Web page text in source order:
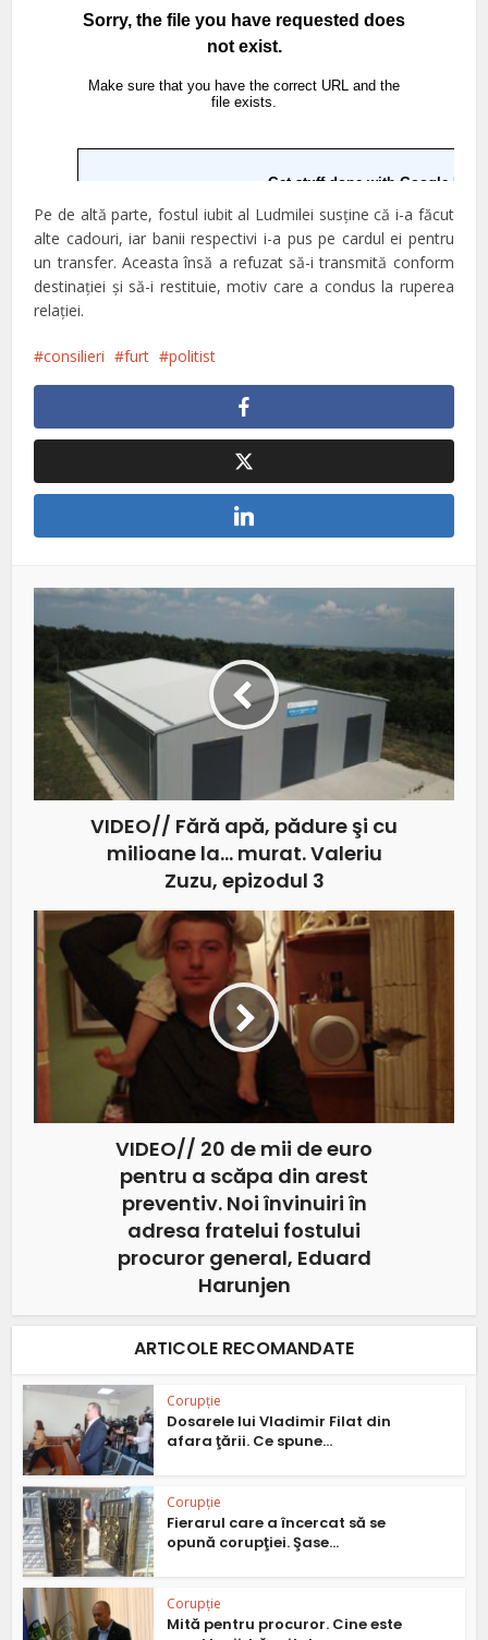
Pe de altă parte, fostul iubit al Ludmilei susţine că i-a făcut
alte cadouri, iar banii respectivi i-a pus pe cardul ei pentru
un transfer. Aceasta însă a refuzat să-i transmită conform
destinaţiei şi să-i restituie, motiv care a condus la ruperea
relaţiei.
consilieri furt politist
VIDEO// Fără apă, pădure şi cu
milioane la… murat. Valeriu
Zuzu, epizodul 3
VIDEO// 20 de mii de euro
pentru a scăpa din arest
preventiv. Noi învinuiri în
adresa fratelui fostului
procuror general, Eduard
Harunjen
ARTICOLE RECOMANDATE
Corupție
Dosarele lui Vladimir Filat din
afara ţării. Ce spune...
Corupție
Fierarul care a încercat să se
opună corupţiei. Şase...
Corupție
Mită pentru procuror. Cine este